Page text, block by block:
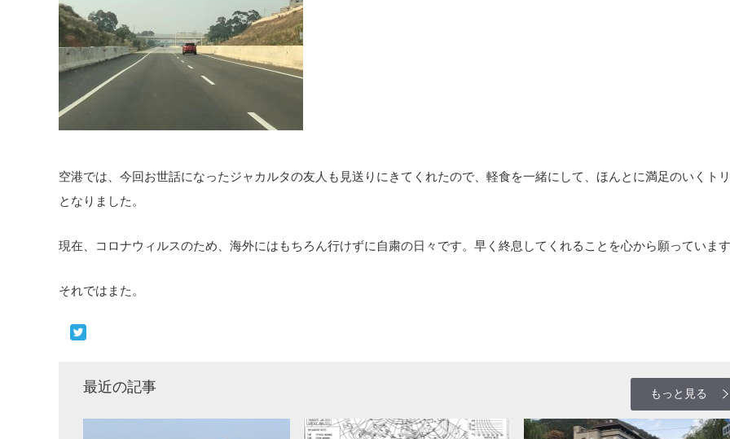
空港では、今回お世話になったジャカルタの友人も見送りにきてくれたので、軽食を一緒にして、ほんとに満足のいくト
となりました。
現在、コロナウィルスのため、海外にはもちろん行けずに自粛の日々です。早く終息してくれることを心から願っていま
それではまた。
最近の記事 もっと見る